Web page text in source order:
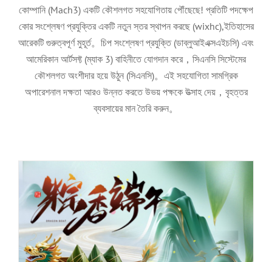
কোম্পানি (Mach3) একটি কৌশলগত সহযোগিতায় পৌঁছেছে! প্রতিটি পদক্ষেপ
কোর সংশ্লেষণ প্রযুক্তির একটি নতুন স্তর স্থাপন করছে (wixhc),ইতিহাসের
আরেকটি গুরুত্বপূর্ণ মুহূর্ত。চিপ সংশ্লেষণ প্রযুক্তি (ডাব্লুআইএক্সএইচসি) এবং
আমেরিকান আর্টসফ্ট (ম্যাক 3) বাহিনীতে যোগদান করে，সিএনসি সিস্টেমের
কৌশলগত অংশীদার হয়ে উঠুন (সিএনসি)。এই সহযোগিতা সামগ্রিক
অপারেশনাল দক্ষতা আরও উন্নত করতে উভয় পক্ষকে উত্সাহ দেয়，বৃহত্তর
ব্যবসায়ের মান তৈরি করুন。
2026ড্রাগন বোট ফেস্টিভাল হলিডে নোটিশ